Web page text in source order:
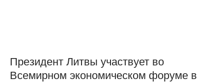
Президент Литвы участвует во
Всемирном экономическом форуме в